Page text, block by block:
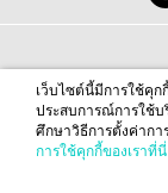
© 2026
This site is protected
เว็บไซต์นี้มีการใช้คุก
ประสบการณ์การใช้
ศึกษาวิธีการตั้งค่าก
การใช้คุกกี้ของเราที่นี่